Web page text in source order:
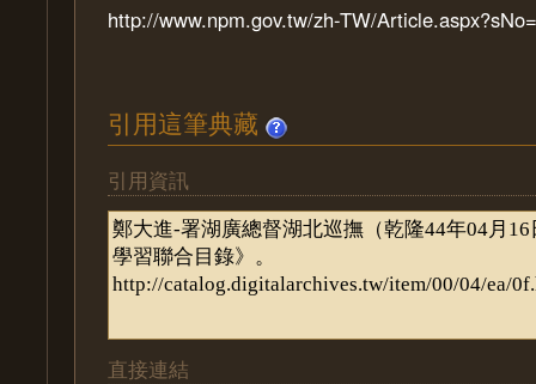
http://www.npm.gov.tw/zh-TW/
引用這筆典藏
引用資訊
直接連結